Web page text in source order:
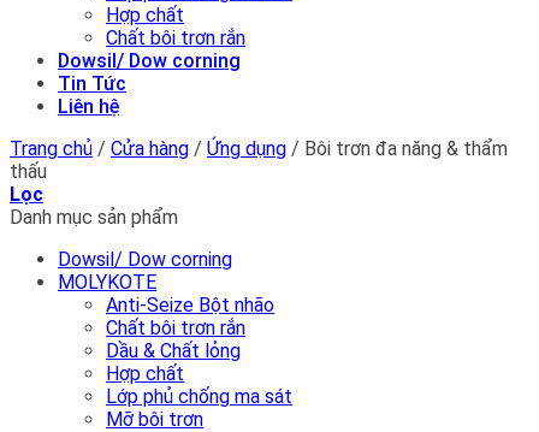
Hợp chất
Chất bôi trơn rắn
Dowsil/ Dow corning
Tin Tức
Liên hệ
Trang chủ / Cửa hàng / Ứng dụng / Bôi trơn đa năng & thẩm
thấu
Lọc
Danh mục sản phẩm
Dowsil/ Dow corning
MOLYKOTE
Anti-Seize Bột nhão
Chất bôi trơn rắn
Dầu & Chất lỏng
Hợp chất
Lớp phủ chống ma sát
Mỡ bôi trơn